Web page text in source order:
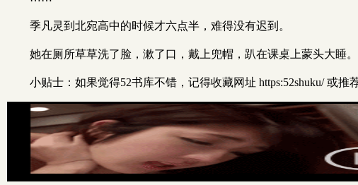
季凡灵到北宛高中的时候才六点半，难得没有迟到。
她在厕所草草洗了脸，漱了口，戴上兜帽，趴在课桌上蒙头大睡。
小贴士：如果觉得52书库不错，记得收藏网址 https:52shuku/ 或